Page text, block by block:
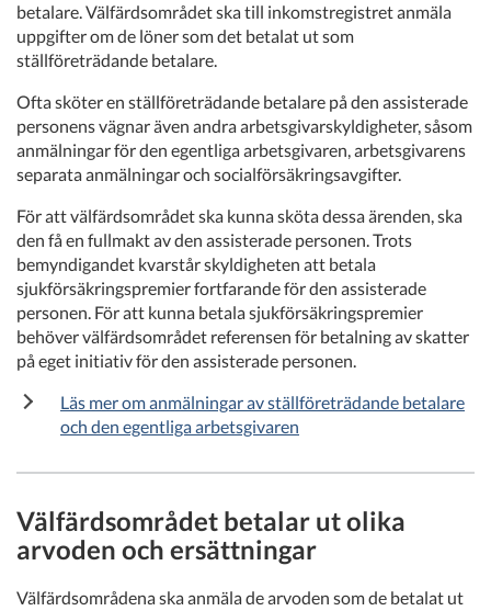
betalare. Välfärdsområdet ska till inkomstregistret anmäla
uppgifter om de löner som det betalat ut som
ställföreträdande betalare.
Ofta sköter en ställföreträdande betalare på den assisterade
personens vägnar även andra arbetsgivarskyldigheter, såsom
anmälningar för den egentliga arbetsgivaren, arbetsgivarens
separata anmälningar och socialförsäkringsavgifter.
För att välfärdsområdet ska kunna sköta dessa ärenden, ska
den få en fullmakt av den assisterade personen. Trots
bemyndigandet kvarstår skyldigheten att betala
sjukförsäkringspremier fortfarande för den assisterade
personen. För att kunna betala sjukförsäkringspremier
behöver välfärdsområdet referensen för betalning av skatter
på eget initiativ för den assisterade personen.
Läs mer om anmälningar av ställföreträdande betalare
och den egentliga arbetsgivaren
Välfärdsområdet betalar ut olika
arvoden och ersättningar
Välfärdsområdena ska anmäla de arvoden som de betalat ut